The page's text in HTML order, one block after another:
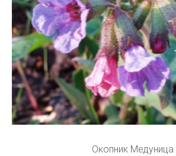
Окопник Медуница